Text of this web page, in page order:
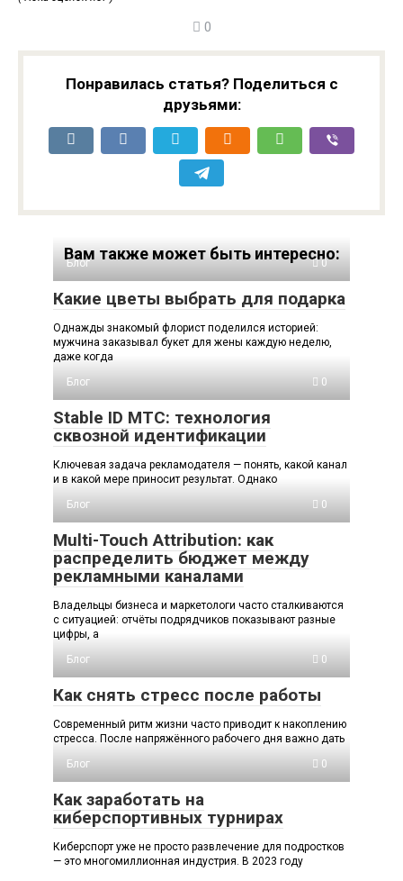
0
Понравилась статья? Поделиться с
друзьями:
Вам также может быть интересно:
Блог 0
Какие цветы выбрать для подарка
Однажды знакомый флорист поделился историей:
мужчина заказывал букет для жены каждую неделю,
даже когда
Блог
0
Stable ID МТС: технология
сквозной идентификации
Ключевая задача рекламодателя — понять, какой канал
и в какой мере приносит результат. Однако
Блог
0
Multi-Touch Attribution: как
распределить бюджет между
рекламными каналами
Владельцы бизнеса и маркетологи часто сталкиваются
с ситуацией: отчёты подрядчиков показывают разные
цифры, а
Блог
0
Как снять стресс после работы
Современный ритм жизни часто приводит к накоплению
стресса. После напряжённого рабочего дня важно дать
Блог
0
Как заработать на
киберспортивных турнирах
Киберспорт уже не просто развлечение для подростков
— это многомиллионная индустрия. В 2023 году